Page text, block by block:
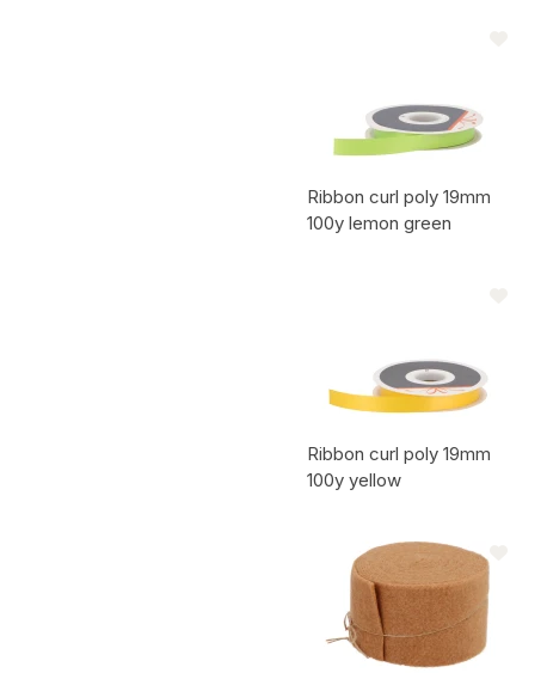
Ribbon curl poly 19mm
100y lemon green
Ribbon curl poly 19mm
100y yellow